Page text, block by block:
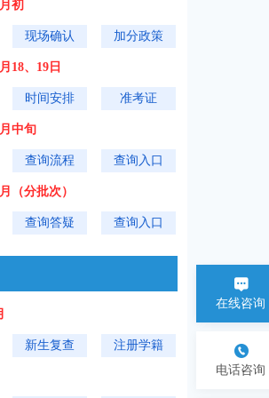
初
现场确认 加分政策
18、19日
时间安排 准考证
中旬
查询流程 查询入口
（分批次）
查询答疑 查询入口
新生复查 注册学籍
在线咨询
电话咨询